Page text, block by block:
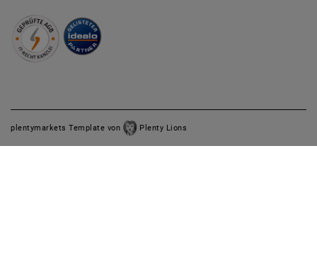
plentymarkets Template von Plenty Lions